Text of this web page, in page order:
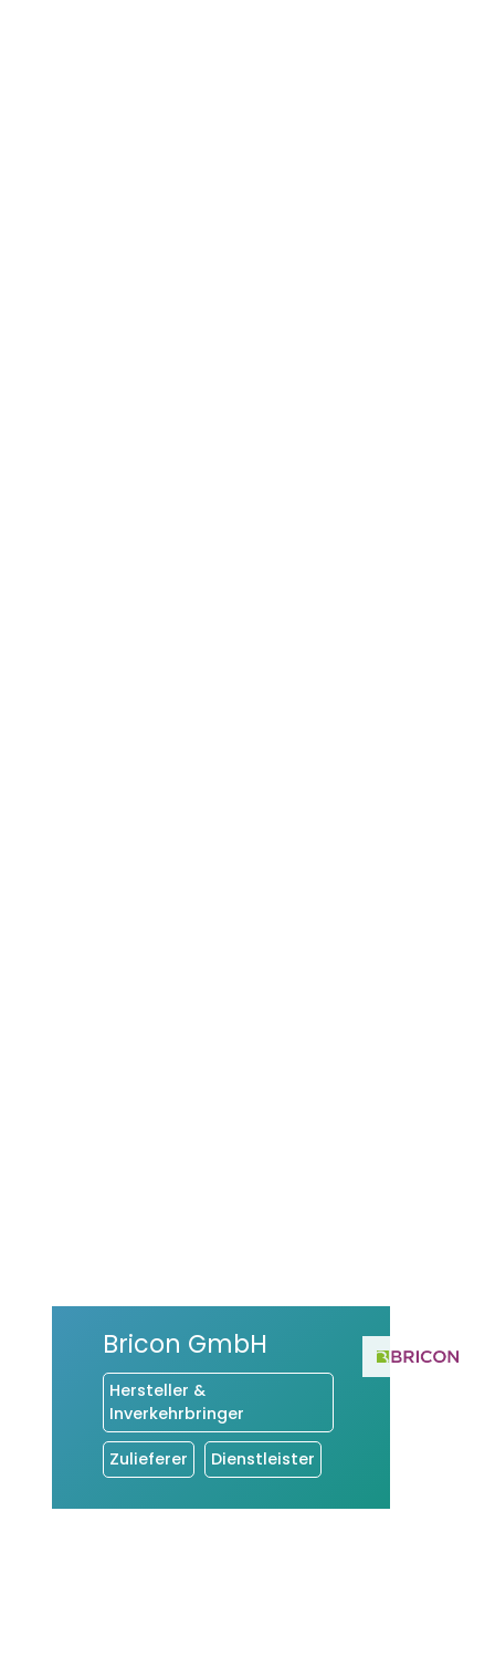
Bricon GmbH
Hersteller &
Inverkehrbringer
Zulieferer Dienstleister